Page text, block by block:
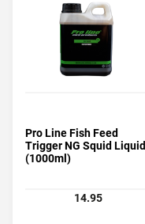
Pro Line Fish Feed
Trigger NG Squid Liquid
(1000ml)
14.95